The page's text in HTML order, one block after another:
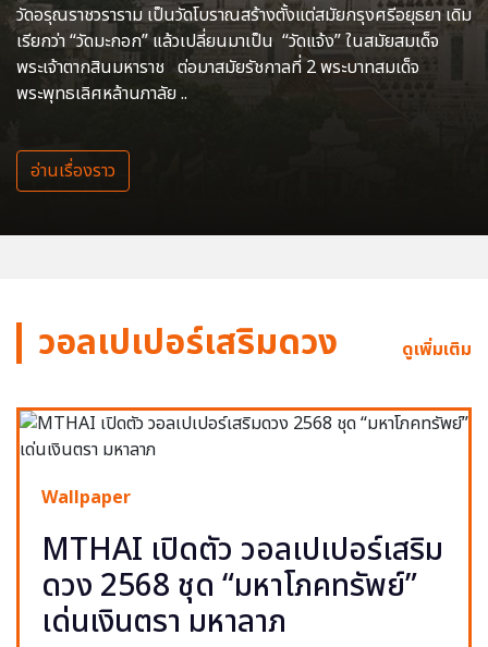
วัดอรุณราชวราราม เป็นวัดโบราณสร้างตั้งแต่สมัยกรุงศรีอยุธยา เดิม
เรียกว่า “วัดมะกอก” แล้วเปลี่ยนมาเป็น “วัดแจ้ง” ในสมัยสมเด็จ
พระเจ้าตากสินมหาราช ต่อมาสมัยรัชกาลที่ 2 พระบาทสมเด็จ
พระพุทธเลิศหล้านภาลัย ..
อ่านเรื่องราว
วอลเปเปอร์เสริมดวง ดูเพิ่มเติม
Wallpaper
MTHAI เปิดตัว วอลเปเปอร์เสริม
ดวง 2568 ชุด “มหาโภคทรัพย์”
เด่นเงินตรา มหาลาภ